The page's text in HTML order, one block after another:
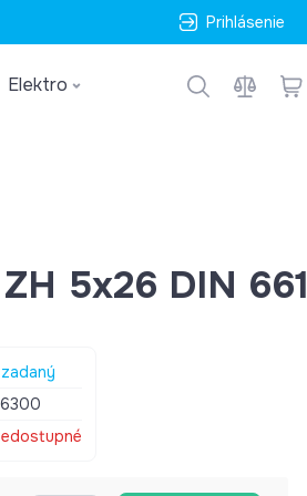
Prihlásenie
Elektro
5x26 DIN 661